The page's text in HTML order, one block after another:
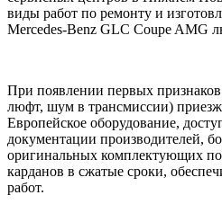
виды работ по ремонту и
Mercedes-Benz GLC Coupe AMG
При появлении первых
люфт, шум в трансмиссии)
Европейское оборудование,
документации производителей,
оригинальных комплектующих
карданов в сжатые сроки,
работ.